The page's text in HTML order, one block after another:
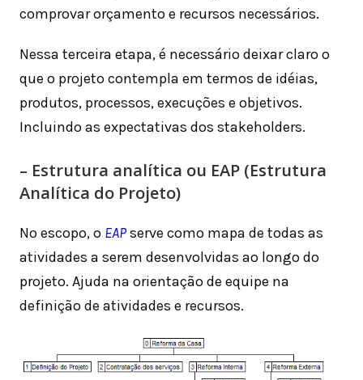
comprovar orçamento e recursos necessários.
Nessa terceira etapa, é necessário deixar claro o
que o projeto contempla em termos de idéias,
produtos, processos, execuções e objetivos.
Incluindo as expectativas dos stakeholders.
– Estrutura analítica ou EAP (Estrutura
Analítica do Projeto)
No escopo, o EAPserve como mapa de todas as
atividades a serem desenvolvidas ao longo do
projeto. Ajuda na orientação de equipe na
definição de atividades e recursos.